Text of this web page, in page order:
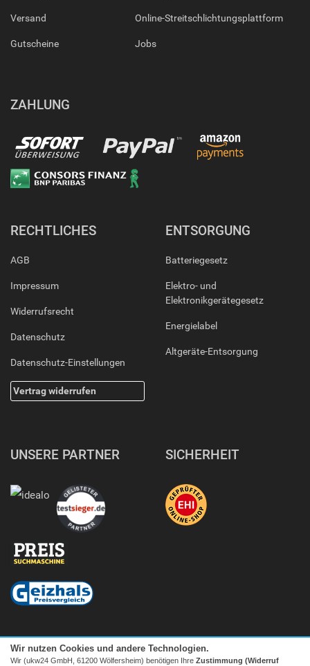
Versand
Gutscheine
Online-Streitschlichtungsplattform
Jobs
ZAHLUNG
RECHTLICHES
AGB
Impressum
Widerrufsrecht
Datenschutz
Datenschutz-Einstellungen
Vertrag widerrufen
ENTSORGUNG
Batteriegesetz
Elektro- und
Elektronikgerätegesetz
Energielabel
Altgeräte-Entsorgung
UNSERE PARTNER SICHERHEIT
Wir nutzen Cookies und andere Technologien.
Wir (ukw24 GmbH, 61200 Wölfersheim) benötigen Ihre Zustimmung (Widerruf